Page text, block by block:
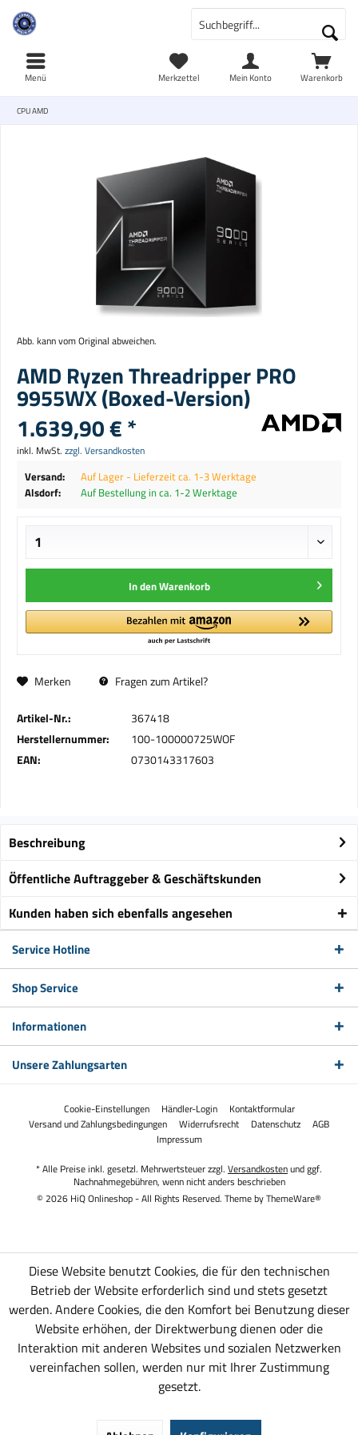
Warenkorb
Merkzettel Mein Konto
Menü
CPU AMD
Abb. kann vom Original abweichen.
AMD Ryzen Threadripper PRO
9955WX (Boxed-Version)
1.639,90 € *
inkl. MwSt. zzgl. Versandkosten
Versand:
Auf Lager - Lieferzeit ca. 1-3 Werktage
Alsdorf:
Auf Bestellung in ca. 1-2 Werktage
In denWarenkorb
Merken Fragen zum Artikel?
Artikel-Nr.:
367418
Herstellernummer:
100-100000725WOF
EAN:
0730143317603
Beschreibung
Öffentliche Auftraggeber & Geschäftskunden
Kunden haben sich ebenfalls angesehen
Service Hotline
Shop Service
Informationen
Unsere Zahlungsarten
Cookie-Einstellungen Händler-Login
Kontaktformular
Versand und Zahlungsbedingungen
Widerrufsrecht Datenschutz
AGB
Impressum
* Alle Preise inkl. gesetzl. Mehrwertsteuer zzgl. Versandkostenund ggf.
Nachnahmegebühren, wenn nicht anders beschrieben
© 2026 HiQ Onlineshop - All Rights Reserved. Theme byThemeWare®
Diese Website benutzt Cookies, die für den technischen
Betrieb der Website erforderlich sind und stets gesetzt
werden. Andere Cookies, die den Komfort bei Benutzung dieser
Website erhöhen, der Direktwerbung dienen oder die
Interaktion mit anderen Websites und sozialen Netzwerken
vereinfachen sollen, werden nur mit Ihrer Zustimmung
gesetzt.